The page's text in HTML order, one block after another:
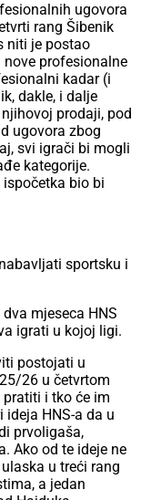
ugovora
rang Šibenik
niti je postao
profesionalne
kadar (i
dakle, i dalje
prodaji, pod
ugovora zbog
svi igrači bi mogli
kategorije.
bio bi
sportsku i
mjeseca HNS
igrati u kojoj ligi.
postojati u
26 u četvrtom
i tko će im
HNS-a da u
prvoligaša,
Ako od te ideje ne
u treći rang
a jedan